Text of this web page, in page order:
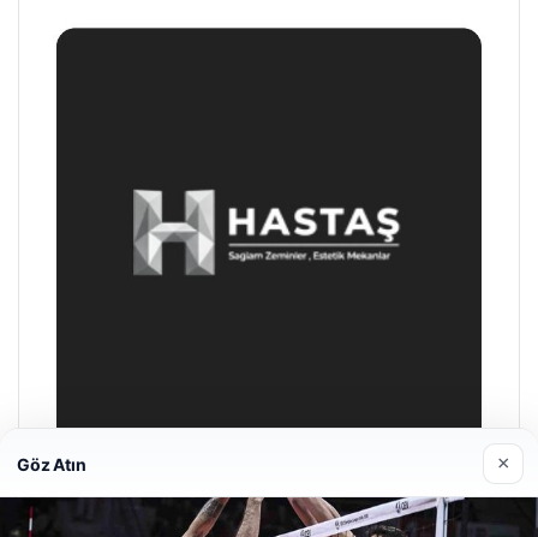
Prenses Night Club
29/04/2026
Göz Atın ×